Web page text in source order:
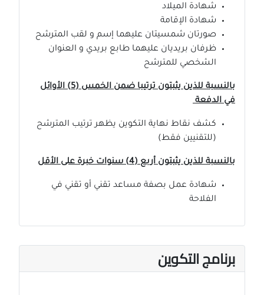
شهادة الميلاد
شهادة الإقامة
صورتان شمسيتان عليهما إسم و لقب المترشح
ظرفان بريديان عليهما طابع بريدي و العنوان
الشخصي للمترشح
بالنسبة للذين يثبتون ترتيبا ضمن الخمس (5) اﻷوائل
في الدفعة
كشف نقاط نهاية التكوين يظهر ترتيب المترشح
(للتقنيين فقط)
بالنسبة للذين يثبتون أربع (4) سنوات خبرة على اﻷقل
شهادة عمل بصفة مساعد تقني أو تقني في
الفلاحة
برنامج التكوين